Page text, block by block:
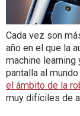
Cada vez son
año en el que la
machine learning
pantalla al
el ámbito de la
muy difíciles de